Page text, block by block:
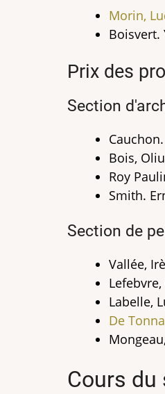
Morin,
Boisvert.
Prix des
Section
Bois,
Roy
Smith.
Section de
Vallée,
Labelle,
De
Cours